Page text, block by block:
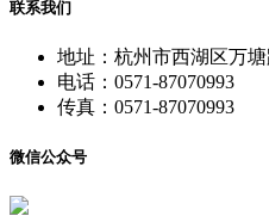
联系我们
地址：杭州市西湖区万
电话：0571-87070993
传真：0571-87070993
微信公众号